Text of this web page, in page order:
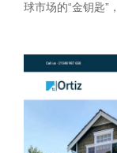
球市场的“金钥匙”